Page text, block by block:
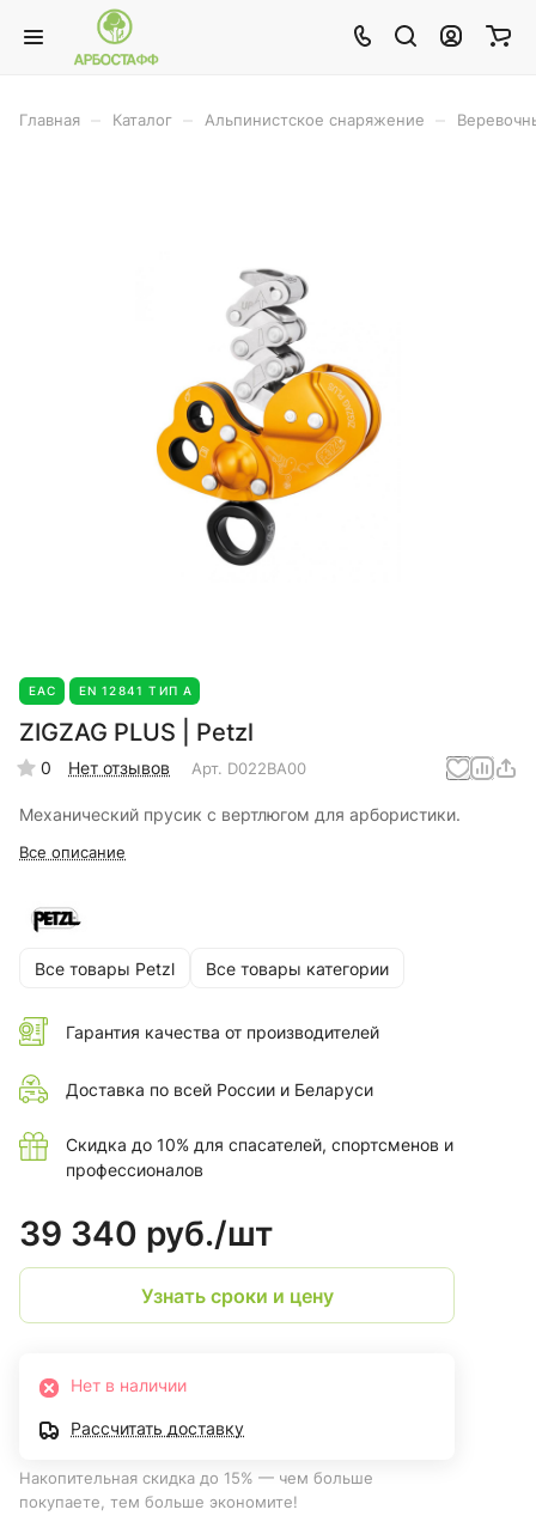
Главная Каталог Альпинистское снаряжение
EAC EN 12841 ТИП А
ZIGZAG PLUS | Petzl
0 Нет отзывов Арт. D022BA00
Механический прусик с вертлюгом для арбористики.
Все описание
Все товары Petzl Все товары категории
Гарантия качества от производителей
Доставка по всей России и Беларуси
Скидка до 10% для спасателей, спортсменов и
профессионалов
39 340 руб./шт
Узнать сроки и цену
Нет в наличии
Рассчитать доставку
Накопительная скидка до 15% — чем больше
покупаете, тем больше экономите!